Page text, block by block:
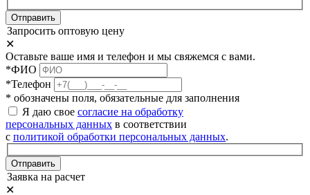
Отправить
Запросить оптовую цену
✕
Оставьте ваше имя и телефон и мы свяжемся с вами.
*ФИО
*Телефон
* обозначены поля, обязательные для заполнения
Я даю свое согласие на обработку
персональных данных в соответствии
с политикой обработки персональных данных.
Отправить
Заявка на расчет
✕